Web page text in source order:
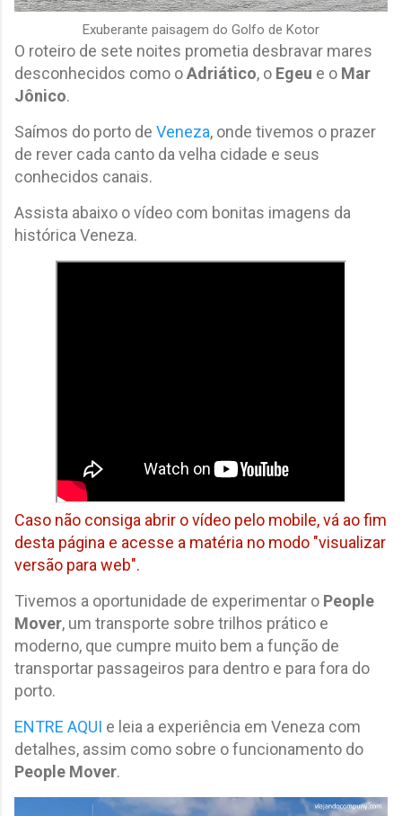
Exuberante paisagem do Golfo de Kotor
O roteiro de sete noites prometia desbravar mares
desconhecidos como oAdriático, o Egeu e o Mar
Jônico.
Saímos do porto de Veneza, onde tivemos o prazer
de rever cada canto da velha cidade e seus
conhecidos canais.
Assista abaixo o vídeo com bonitas imagens da
histórica Veneza.
Caso não consiga abrir o vídeo pelo mobile, vá ao fim
desta página e acesse a matéria no modo "visualizar
versão para web".
Tivemos a oportunidade de experimentar o People
Mover, um transporte sobre trilhos prático e
moderno, que cumpre muito bem a função de
transportar passageiros para dentro e para fora do
porto.
ENTRE AQUI e leia a experiência em Veneza com
detalhes, assim como sobre o funcionamento do
People Mover.